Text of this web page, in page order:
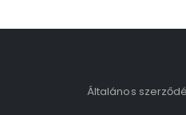
Általános